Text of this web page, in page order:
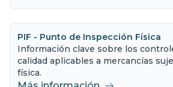
PIF - Punto de Inspección Física
Información clave sobre los
calidad aplicables a mercancías
física.